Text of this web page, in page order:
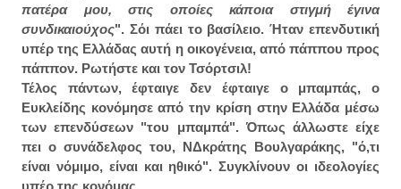
πατέρα μου, στις οποίες κάποια στιγμή έγινα
συνδικαιούχος". Σόι πάει το βασίλειο. Ήταν επενδυτική
υπέρ της Ελλάδας αυτή η οικογένεια, από πάππου προς
πάππον. Ρωτήστε και τον Τσόρτσιλ!
Τέλος πάντων, έφταιγε δεν έφταιγε ο μπαμπάς, ο
Ευκλείδης κονόμησε από την κρίση στην Ελλάδα μέσω
των επενδύσεων "του μπαμπά". Όπως άλλωστε είχε
πει ο συνάδελφος του, ΝΔκράτης Βουλγαράκης, "ό,τι
είναι νόμιμο, είναι και ηθικό". Συγκλίνουν οι ιδεολογίες
υπέρ της κονόμας.